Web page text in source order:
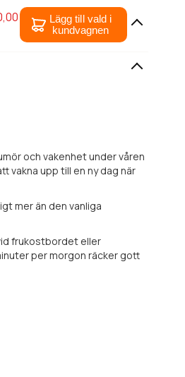
Lägg till vald i
kundvagnen
och vakenhet under våren
vakna upp till en ny dag när
mer än den vanliga
frukostbordet eller
per morgon räcker gott